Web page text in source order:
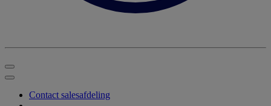
Contact salesafdeling